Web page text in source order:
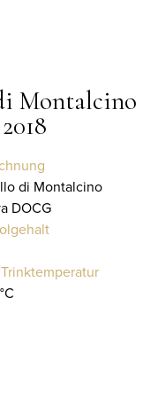
Montalcino
di Montalcino
DOCG